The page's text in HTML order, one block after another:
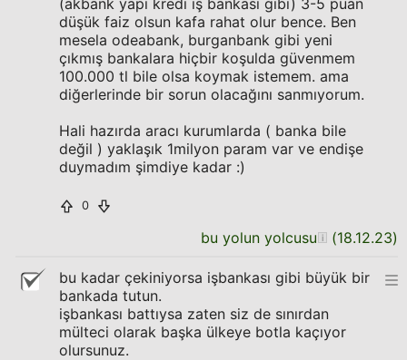
(akbank yapı kredi iş bankası gibi) 3-5 puan
düşük faiz olsun kafa rahat olur bence. Ben
mesela odeabank, burganbank gibi yeni
çıkmış bankalara hiçbir koşulda güvenmem
100.000 tl bile olsa koymak istemem. ama
diğerlerinde bir sorun olacağını sanmıyorum.
Hali hazırda aracı kurumlarda ( banka bile
değil ) yaklaşık 1milyon param var ve endişe
duymadım şimdiye kadar :)
0
bu yolun yolcusu (18.12.23)
bu kadar çekiniyorsa işbankası gibi büyük bir
bankada tutun.
işbankası battıysa zaten siz de sınırdan
mülteci olarak başka ülkeye botla kaçıyor
olursunuz.